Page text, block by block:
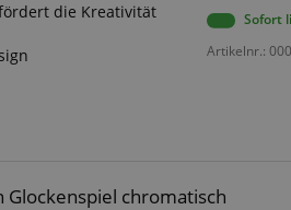
die Kreativität
Sofort
Artikelnr.:
Glockenspiel chromatisch